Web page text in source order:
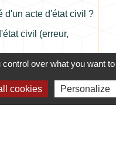
d'un acte d'état civil ?
civil (erreur,
over what you want to
cookies Personalize